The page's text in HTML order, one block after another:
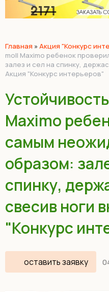
Главная » Акция "Конкурс
moll Maximo ребенок
залез и сел на спинку,
Акция "Конкурс интерьеров"
Maximo
самым
образом:
спинку,
свесив ноги
"Конкурс
оставить заявку